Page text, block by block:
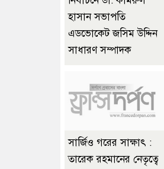
হাসান সভাপতি
এডভোকেট জসিম উদ্দিন
সাধারণ সম্পাদক
সার্জিও গরের সাক্ষাৎ :
তারেক রহমানের নেতৃত্বে